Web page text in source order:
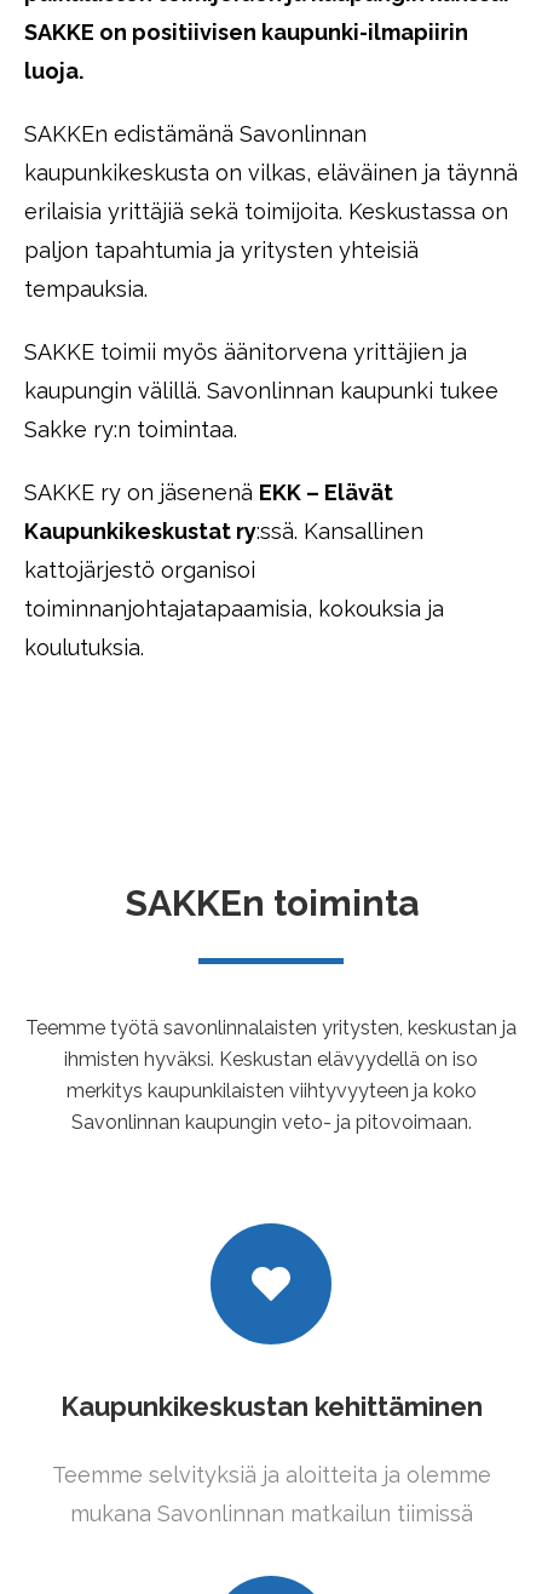
SAKKE on positiivisen kaupunki-ilmapiirin
luoja.
SAKKEn edistämänä Savonlinnan
kaupunkikeskusta on vilkas, eläväinen ja täynnä
erilaisia yrittäjiä sekä toimijoita. Keskustassa on
paljon tapahtumia ja yritysten yhteisiä
tempauksia.
SAKKE toimii myös äänitorvena yrittäjien ja
kaupungin välillä. Savonlinnan kaupunki tukee
Sakke ry:n toimintaa.
SAKKE ry on jäsenenä EKK – Elävät
Kaupunkikeskustat ry:ssä. Kansallinen
kattojärjestö organisoi
toiminnanjohtajatapaamisia, kokouksia ja
koulutuksia.
SAKKEn toiminta
Teemme työtä savonlinnalaisten yritysten, keskustan ja
ihmisten hyväksi. Keskustan elävyydellä on iso
merkitys kaupunkilaisten viihtyvyyteen ja koko
Savonlinnan kaupungin veto- ja pitovoimaan.
Kaupunkikeskustan kehittäminen
Teemme selvityksiä ja aloitteita ja olemme
mukana Savonlinnan matkailun tiimissä